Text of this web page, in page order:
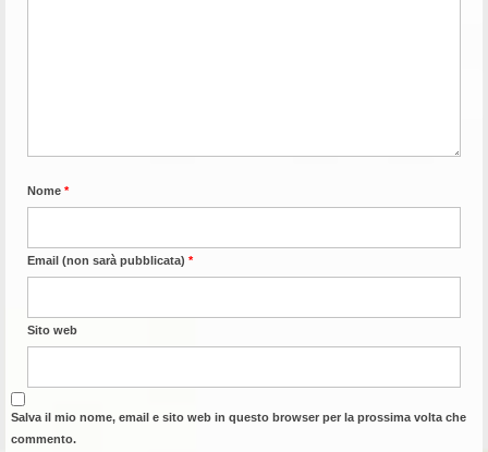
Nome *
Email (non sarà pubblicata) *
Sito web
Salva il mio nome, email e sito web in questo browser per la prossima volta che
commento.